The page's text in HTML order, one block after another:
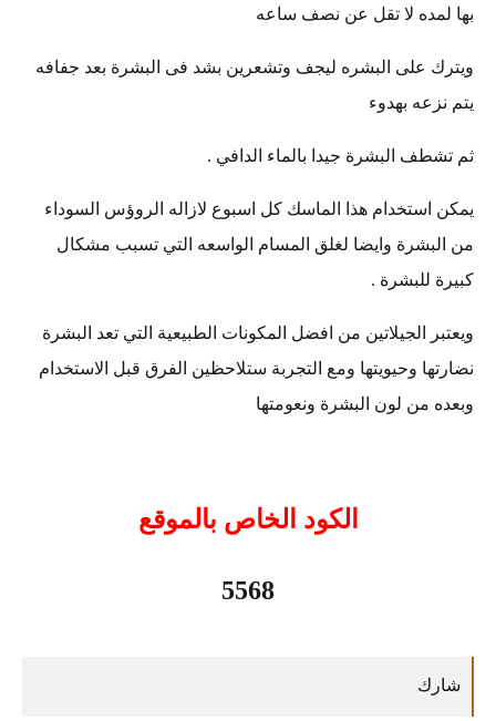
بها لمده لا تقل عن نصف ساعه
ويترك على البشره ليجف وتشعرين بشد فى البشرة بعد جفافه
يتم نزعه بهدوء
ثم تشطف البشرة جيدا بالماء الدافي .
يمكن استخدام هذا الماسك كل اسبوع لازاله الروؤس السوداء
من البشرة وايضا لغلق المسام الواسعه التي تسبب مشكال
كبيرة للبشرة .
ويعتبر الجيلاتين من افضل المكونات الطبيعية التي تعد البشرة
نضارتها وحيويتها ومع التجربة ستلاحظين الفرق قبل الاستخدام
وبعده من لون البشرة ونعومتها
الكود الخاص بالموقع
5568